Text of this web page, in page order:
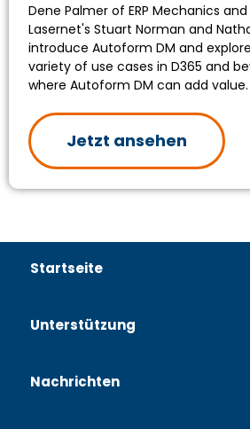
Dene Palmer of ERP Mechanics and
Lasernet's Stuart Norman and
introduce Autoform DM and
variety of use cases in D365 and
where Autoform DM can add value.
Jetzt ansehen
Startseite
Unterstützung
Nachrichten